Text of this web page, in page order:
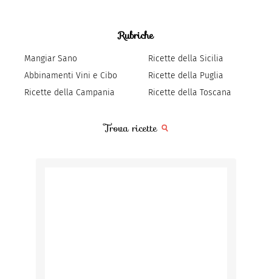
Rubriche
Mangiar Sano
Abbinamenti Vini e Cibo
Ricette della Campania
Ricette della Sicilia
Ricette della Puglia
Ricette della Toscana
Trova ricette